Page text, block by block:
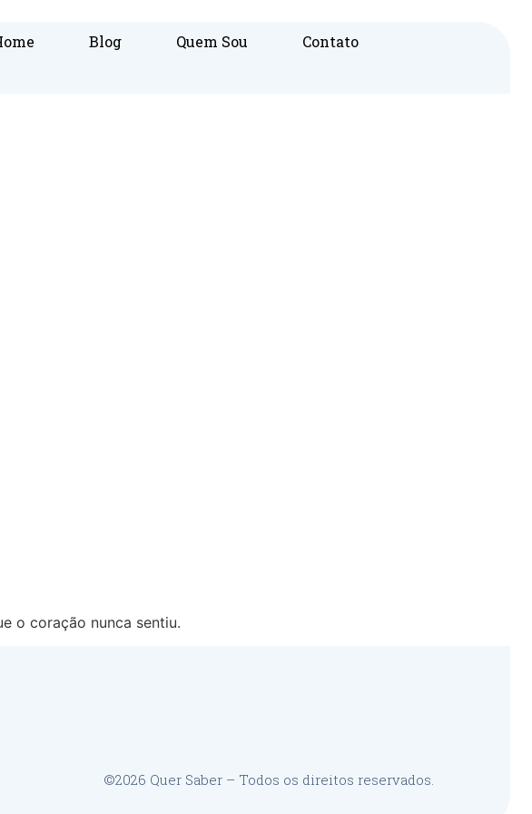
Blog Quem Sou Contato
o coração nunca sentiu.
©2026 Quer Saber – Todos os direitos reservados.